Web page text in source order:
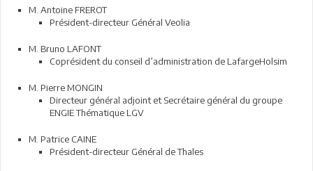
M. Antoine FREROT
Président-directeur Général Veolia
M. Bruno LAFONT
Coprésident du conseil d’administration de LafargeHolsim
M. Pierre MONGIN
Directeur général adjoint et Secrétaire général du groupe
ENGIE Thématique LGV
M. Patrice CAINE
Président-directeur Général de Thales